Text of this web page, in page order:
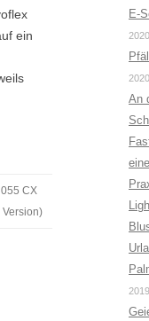
ein
CX
Version)
E-
2020
2020
An
2019